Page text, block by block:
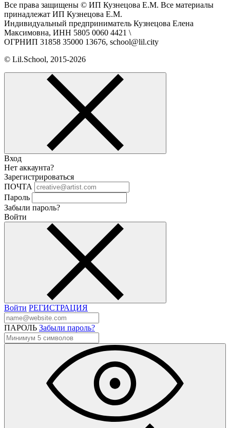
Все права защищены © ИП Кузнецова Е.М. Все материалы
принадлежат ИП Кузнецова Е.М.
Индивидуальный предприниматель Кузнецова Елена
Максимовна, ИНН 5805 0060 4421 \
ОГРНИП 31858 35000 13676, school@lil.city
© Lil.School, 2015‐2026
Вход
Нет аккаунта?
Зарегистрироваться
ПОЧТА
Пароль
Забыли пароль?
Войти
Войти РЕГИСТРАЦИЯ
ПАРОЛЬ Забыли пароль?